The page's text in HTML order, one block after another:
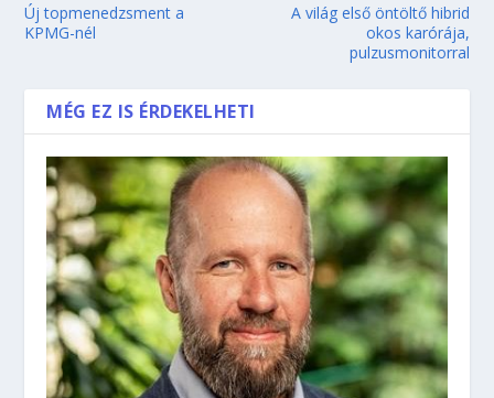
Új topmenedzsment a
KPMG-nél
A világ első öntöltő hibrid
okos karórája,
pulzusmonitorral
MÉG EZ IS ÉRDEKELHETI